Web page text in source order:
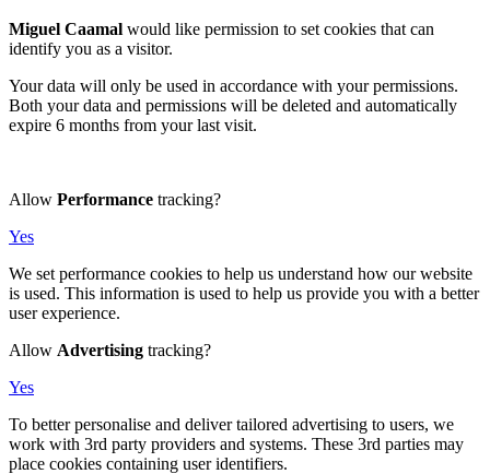
Miguel Caamal would like permission to set cookies that can
identify you as a visitor.
Your data will only be used in accordance with your permissions.
Both your data and permissions will be deleted and automatically
expire 6 months from your last visit.
Allow Performance tracking?
Yes
We set performance cookies to help us understand how our website
is used. This information is used to help us provide you with a better
user experience.
Allow Advertising tracking?
Yes
To better personalise and deliver tailored advertising to users, we
work with 3rd party providers and systems. These 3rd parties may
place cookies containing user identifiers.